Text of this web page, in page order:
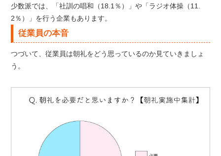
少数派では、「社訓の唱和（18.1％）」や「ラジオ体操（11.
2％）」を行う企業もあります。
従業員の本音
つづいて、従業員は朝礼をどう思っているのか見ていきましょ
う。